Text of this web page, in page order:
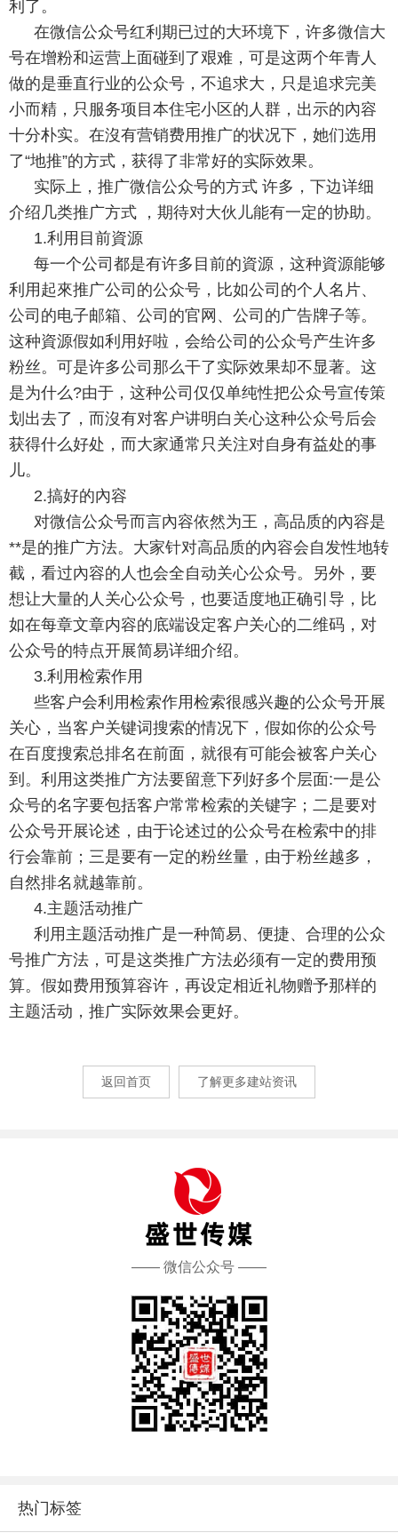
利了。
在微信公众号红利期已过的大环境下，许多微信大
号在增粉和运营上面碰到了艰难，可是这两个年青人
做的是垂直行业的公众号，不追求大，只是追求完美
小而精，只服务项目本住宅小区的人群，出示的內容
十分朴实。在沒有营销费用推广的状况下，她们选用
了“地推”的方式，获得了非常好的实际效果。
实际上，推广微信公众号的方式 许多，下边详细
介绍几类推广方式 ，期待对大伙儿能有一定的协助。
1.利用目前資源
每一个公司都是有许多目前的資源，这种資源能够
利用起來推广公司的公众号，比如公司的个人名片、
公司的电子邮箱、公司的官网、公司的广告牌子等。
这种資源假如利用好啦，会给公司的公众号产生许多
粉丝。可是许多公司那么干了实际效果却不显著。这
是为什么?由于，这种公司仅仅单纯性把公众号宣传策
划出去了，而沒有对客户讲明白关心这种公众号后会
获得什么好处，而大家通常只关注对自身有益处的事
儿。
2.搞好的內容
对微信公众号而言內容依然为王，高品质的內容是
**是的推广方法。大家针对高品质的內容会自发性地转
截，看过內容的人也会全自动关心公众号。另外，要
想让大量的人关心公众号，也要适度地正确引导，比
如在每章文章内容的底端设定客户关心的二维码，对
公众号的特点开展简易详细介绍。
3.利用检索作用
些客户会利用检索作用检索很感兴趣的公众号开展
关心，当客户关键词搜索的情况下，假如你的公众号
在百度搜索总排名在前面，就很有可能会被客户关心
到。利用这类推广方法要留意下列好多个层面:一是公
众号的名字要包括客户常常检索的关键字；二是要对
公众号开展论述，由于论述过的公众号在检索中的排
行会靠前；三是要有一定的粉丝量，由于粉丝越多，
自然排名就越靠前。
4.主题活动推广
利用主题活动推广是一种简易、便捷、合理的公众
号推广方法，可是这类推广方法必须有一定的费用预
算。假如费用预算容许，再设定相近礼物赠予那样的
主题活动，推广实际效果会更好。
返回首页 了解更多建站资讯
—— 微信公众号 ——
热门标签